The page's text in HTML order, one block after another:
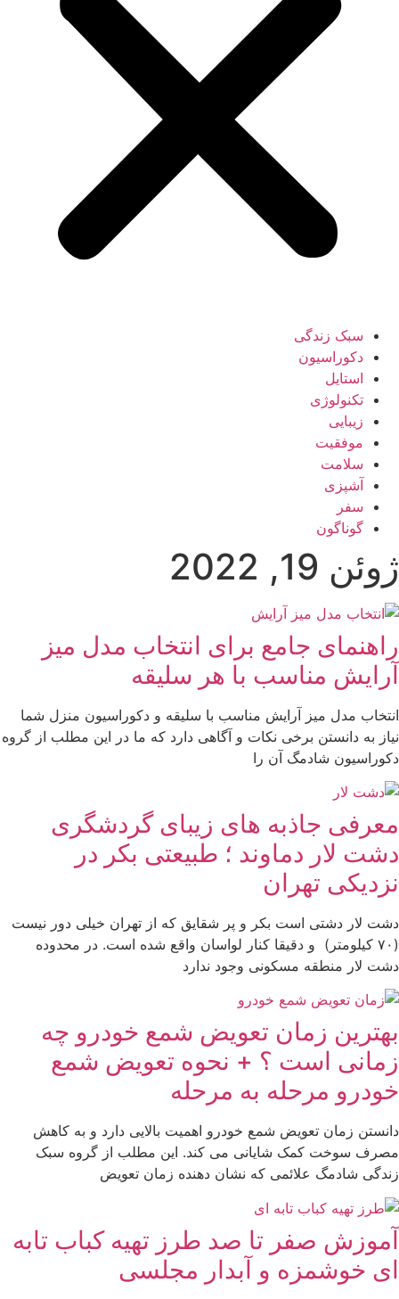
سبک زندگی
دکوراسیون
استایل
تکنولوژی
زیبایی
موفقیت
سلامت
آشپزی
سفر
گوناگون
ژوئن 19, 2022
راهنمای جامع برای انتخاب مدل میز
آرایش مناسب با هر سلیقه
انتخاب مدل میز آرایش مناسب با سلیقه و دکوراسیون منزل شما
نیاز به دانستن برخی نکات و آگاهی دارد که ما در این مطلب از گروه
دکوراسیون شادمگ آن را
معرفی جاذبه های زیبای گردشگری
دشت لار دماوند ؛ طبیعتی بکر در
نزدیکی تهران
دشت لار دشتی است بکر و پر شقایق که از تهران خیلی دور نیست
(۷۰ کیلومتر) و دقیقا کنار لواسان واقع شده است. در محدوده
دشت لار منطقه مسکونی وجود ندارد
بهترین زمان تعویض شمع خودرو چه
زمانی است ؟ + نحوه تعویض شمع
خودرو مرحله به مرحله
دانستن زمان تعویض شمع خودرو اهمیت بالایی دارد و به کاهش
مصرف سوخت کمک شایانی می کند. این مطلب از گروه سبک
زندگی شادمگ علائمی که نشان دهنده زمان تعویض
آموزش صفر تا صد طرز تهیه کباب تابه
ای خوشمزه و آبدار مجلسی